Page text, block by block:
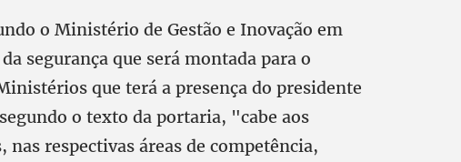
o Ministério de Gestão e Inovação em
segurança que será montada para o
que terá a presença do presidente
o texto da portaria, "cabe aos
respectivas áreas de competência,